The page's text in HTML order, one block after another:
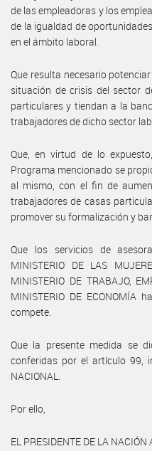
de las empleadoras y los
de la igualdad de
en el ámbito laboral.
Que resulta necesario
situación de crisis del sector
particulares y tiendan a la
trabajadores de dicho sector
Que, en virtud de lo
Programa mencionado se
al mismo, con el fin de
trabajadores de casas
promover su formalización y
Que los servicios de
MINISTERIO DE LAS
MINISTERIO DE TRABAJO,
MINISTERIO DE ECONOMÍA
compete.
Que la presente medida se
conferidas por el artículo 99,
NACIONAL.
Por ello,
EL PRESIDENTE DE LA NACIÓN